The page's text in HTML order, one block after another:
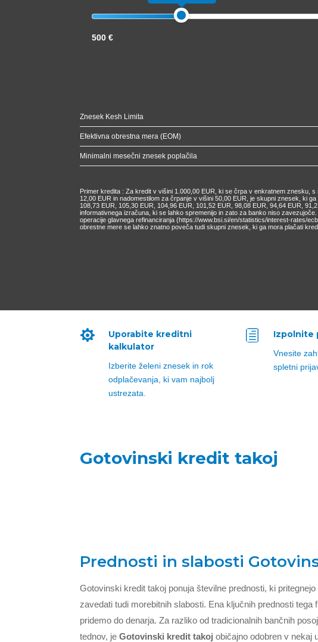
500 €
Znesek Kesh Limita
Efektivna obrestna mera (EOM)
Minimalni mesečni znesek poplačila
Primer kredita : Za kredit v višini 1.000,00 EUR, ki se črpa v enkratnem znesku,
12,00 EUR in nadomestilom za črpanje v višini 50,00 EUR, je skupni znesek, ki
108,73 EUR, 105,30 EUR, 104,96 EUR, 101,52 EUR, 98,08 EUR, 94,64 EUR,
informativnega izračuna, ki se lahko spremenijo in zato za banko niso
operacije glavnega refinanciranja (https://www.bsi.si/en/statistics/interest-rates/
obrestne mere se lahko znatno poveča tudi skupni znesek, ki ga mora plačati

Uporabite kreditni
kalkulator
Izberite želeni znesek in rok
odplačevanja, ki vam najbolj
ustrezata.
h Izpolnite
Vnesite
spletni
Gotovinski kredit takoj
Prednosti in slabosti
Gotovinski kredit takoj ponuja številne prednosti, ki
zavedati tudi morebitnih slabosti. Ena ključnih prednosti
pridemo do denarja. Za razliko od tradicionalnih bančnih
tednov, jeGotovinski kredit takoj običajno odobren v nekaj